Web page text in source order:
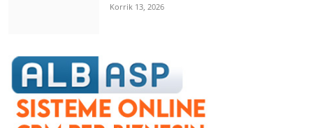
Korrik 13, 2026